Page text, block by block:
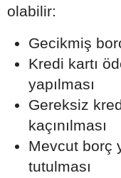
olabilir:
Gecikmiş
Kredi kartı
yapılması
Gereksiz
kaçınılması
Mevcut borç
tutulması